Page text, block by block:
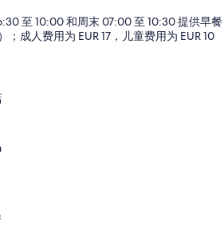
至 10:00 和周末 07:00 至 10:30 提供早餐
；成人费用为 EUR 17，儿童费用为 EUR 10